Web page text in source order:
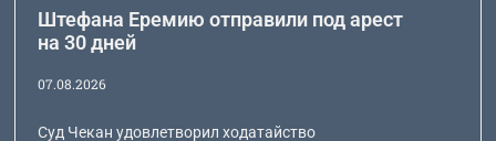
Штефана Еремию отправили под арест
на 30 дней
07.08.2026
Суд Чекан удовлетворил ходатайство